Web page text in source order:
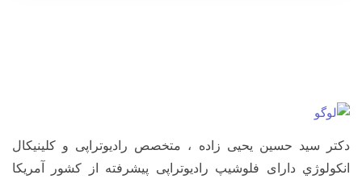
دکتر سید حسین یحیی زاده ، متخصص رادیوتراپی و كلينيكال
انكولوژي دارای فلوشیپ رادیوتراپی پیشرفته از کشور آمریکا